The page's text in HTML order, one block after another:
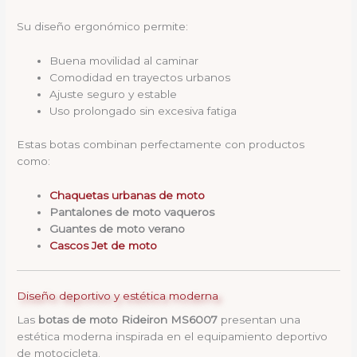
Su diseño ergonómico permite:
Buena movilidad al caminar
Comodidad en trayectos urbanos
Ajuste seguro y estable
Uso prolongado sin excesiva fatiga
Estas botas combinan perfectamente con productos
como:
Chaquetas urbanas de moto
Pantalones de moto vaqueros
Guantes de moto verano
Cascos Jet de moto
Diseño deportivo y estética moderna
Las botas de moto Rideiron MS6007 presentan una
estética moderna inspirada en el equipamiento deportivo
de motocicleta.